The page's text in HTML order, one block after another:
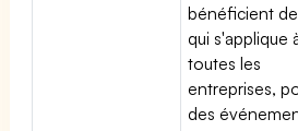
bénéficient
qui s'applique
toutes les
entreprises,
des